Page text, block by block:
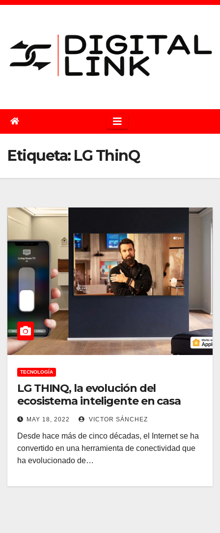
Saltar
Etiqueta: LG ThinQ
TECNOLOGÍA
LG THINQ, la evolución del
ecosistema inteligente en casa
MAY 18, 2022 VICTOR SÁNCHEZ
Desde hace más de cinco décadas, el Internet se ha
convertido en una herramienta de conectividad que
ha evolucionado de…